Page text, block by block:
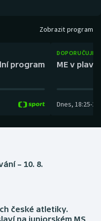
Zobrazit program
program ME v
Dnes, 18:25-
– 10. 8.
české atletiky.
na juniorském MS